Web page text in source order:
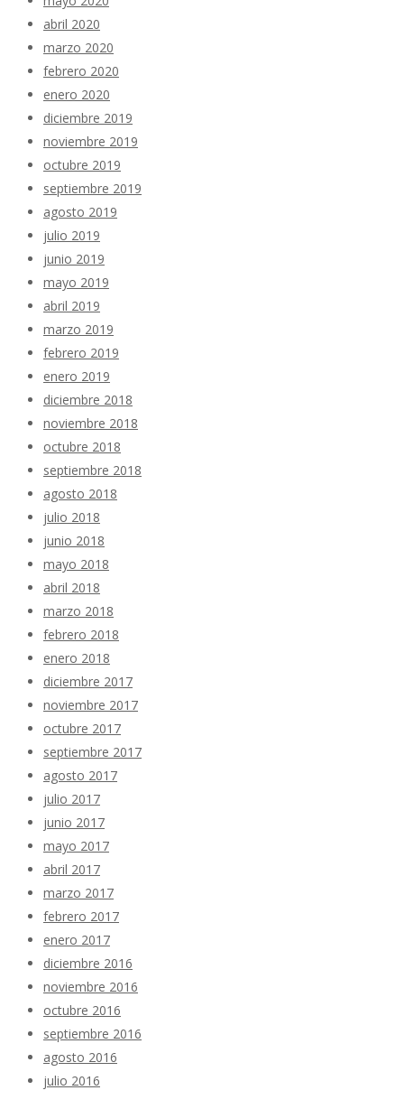
abril 2020
marzo 2020
febrero 2020
enero 2020
diciembre 2019
noviembre 2019
octubre 2019
septiembre 2019
agosto 2019
julio 2019
junio 2019
mayo 2019
abril 2019
marzo 2019
febrero 2019
enero 2019
diciembre 2018
noviembre 2018
octubre 2018
septiembre 2018
agosto 2018
julio 2018
junio 2018
mayo 2018
abril 2018
marzo 2018
febrero 2018
enero 2018
diciembre 2017
noviembre 2017
octubre 2017
septiembre 2017
agosto 2017
julio 2017
junio 2017
mayo 2017
abril 2017
marzo 2017
febrero 2017
enero 2017
diciembre 2016
noviembre 2016
octubre 2016
septiembre 2016
agosto 2016
julio 2016